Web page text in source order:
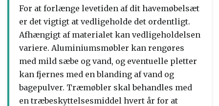
For at forlænge levetiden af dit havemøbelsæt
er det vigtigt at vedligeholde det ordentligt.
Afhængigt af materialet kan vedligeholdelsen
variere. Aluminiumsmøbler kan rengøres
med mild sæbe og vand, og eventuelle pletter
kan fjernes med en blanding af vand og
bagepulver. Træmøbler skal behandles med
en træbeskyttelsesmiddel hvert år for at